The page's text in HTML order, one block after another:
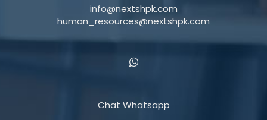
info@nextshpk.com
human_resources@nextshpk.com
Chat Whatsapp